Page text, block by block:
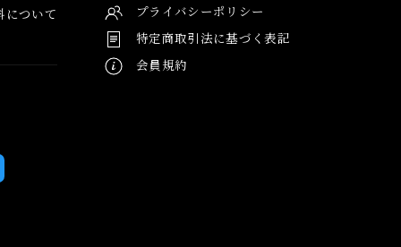
ついて
プライバシーポリシー
特定商取引法に基づく表記
会員規約